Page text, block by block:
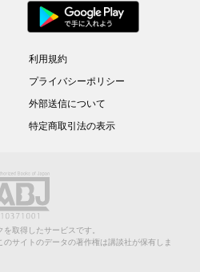
利用規約
プライバシーポリシー
外部送信について
特定商取引法の表示
取得したサービスです。
サイトのデータの著作権は講談社が保有しま